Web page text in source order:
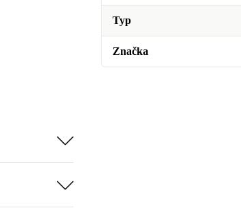
Typ
Značka